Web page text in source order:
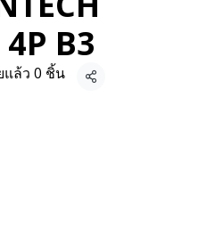
B3
แล้ว 0 ชิ้น
แชร์